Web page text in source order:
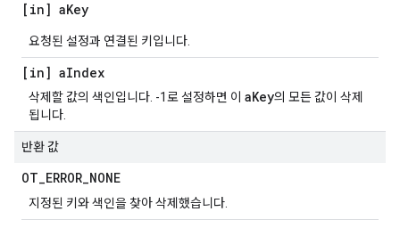
[in] aKey
요청된 설정과 연결된 키입니다.
[in] aIndex
삭제할 값의 색인입니다. -1로 설정하면 이 aKey의 모든 값이 삭제
됩니다.
반환 값
OT_ERROR_NONE
지정된 키와 색인을 찾아 삭제했습니다.